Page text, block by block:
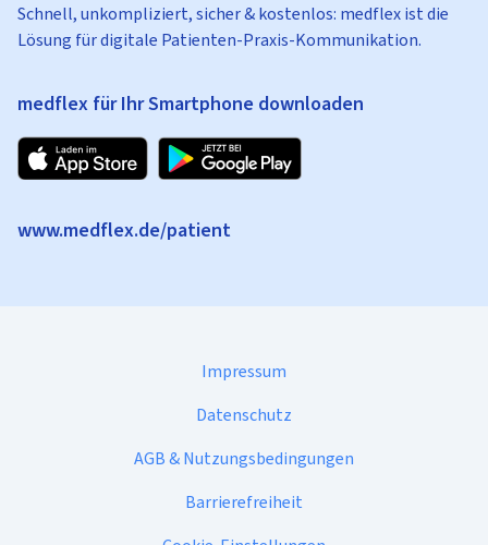
Schnell, unkompliziert, sicher & kostenlos: medflex ist die
Lösung für digitale Patienten-Praxis-Kommunikation.
medflex für Ihr Smartphone downloaden
www.medflex.de/patient
Impressum
Datenschutz
AGB & Nutzungsbedingungen
Barrierefreiheit